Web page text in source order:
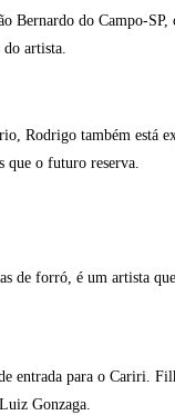
Bernardo do Campo-
do artista.
Rodrigo também está
que o futuro reserva.
de forró, é um artista
entrada para o Cariri.
Gonzaga.